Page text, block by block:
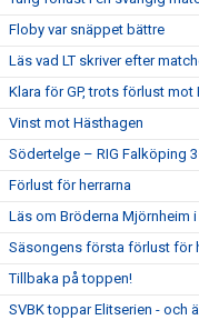
Floby var snäppet bättre
Läs vad LT skriver efter
Klara för GP, trots förlust mot
Vinst mot Hästhagen
Södertelge – RIG Falköping
Förlust för herrarna
Läs om Bröderna Mjörnheim i
Säsongens första förlust för
Tillbaka på toppen!
SVBK toppar Elitserien - och